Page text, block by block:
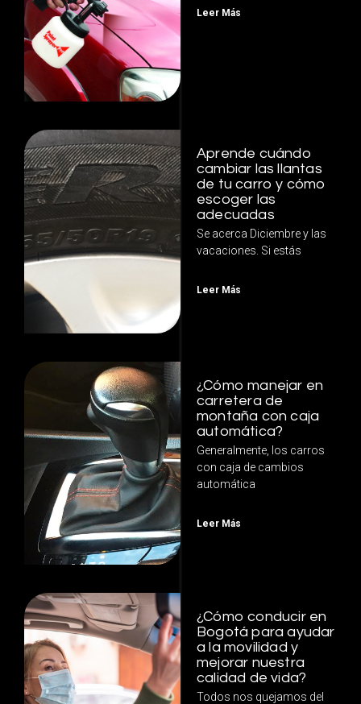
Leer Más
Aprende cuándo
cambiar las llantas
de tu carro y cómo
escoger las
adecuadas
Se acerca Diciembre y las
vacaciones. Si estás
Leer Más
¿Cómo manejar en
carretera de
montaña con caja
automática?
Generalmente, los carros
con caja de cambios
automática
Leer Más
¿Cómo conducir en
Bogotá para ayudar
a la movilidad y
mejorar nuestra
calidad de vida?
Todos nos quejamos del